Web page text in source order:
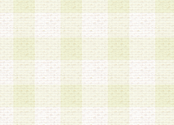
a.既に登録されている
録する場合
b.本サービスと同様の
業に従事していると思
場合
c.その他当社が不適切と